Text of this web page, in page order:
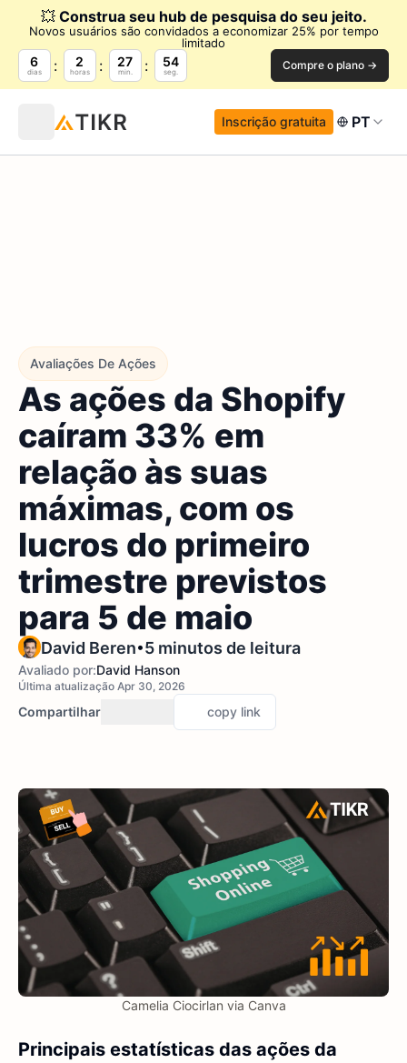
💥 Construa seu hub de pesquisa do seu jeito.
Novos usuários são convidados a economizar 25% por tempo
limitado
6
dias
2
horas
27
min.
52
seg. Compre o plano →
Inscrição gratuita PT
Avaliações De Ações
As ações da Shopify
caíram 33% em
relação às suas
máximas, com os
lucros do primeiro
trimestre previstos
para 5 de maio
David Beren•5 minutos de leitura
Avaliado por:David Hanson
Última atualização Apr 30, 2026
Compartilhar copy link
Camelia Ciocirlan via Canva
Principais estatísticas das ações da